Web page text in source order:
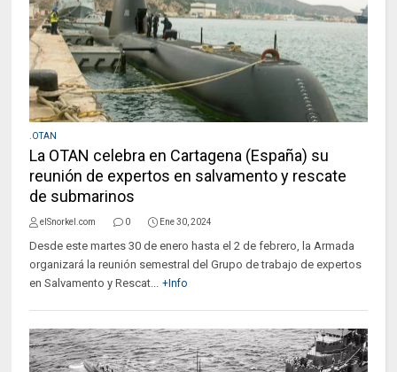
.OTAN
La OTAN celebra en Cartagena (España) su
reunión de expertos en salvamento y rescate
de submarinos
elSnorkel.com 0 Ene 30, 2024
Desde este martes 30 de enero hasta el 2 de febrero, la Armada
organizará la reunión semestral del Grupo de trabajo de expertos
en Salvamento y Rescat... +Info